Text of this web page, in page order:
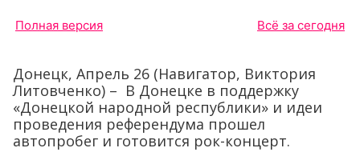
Полная версия Всё за сегодня
Донецк, Апрель 26 (Навигатор, Виктория
Литовченко) – В Донецке в поддержку
«Донецкой народной республики» и идеи
проведения референдума прошел
автопробег и готовится рок-концерт.